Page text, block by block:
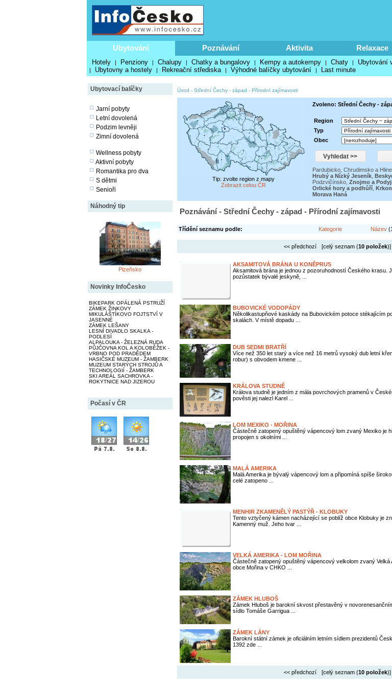
Ubytování Poznávání Aktivita Relaxace
Hotely | Penziony | Chalupy | Chatky a bungalovy | Kempy a autokempy | Chaty | Ubytování
| Ubytovny a hostely | Rekreační střediska | Výhodné balíčky ubytování | Last minute
Ubytovací balíčky
Jarní pobyty
Letní dovolená
Podzim levněji
Zimní dovolená
Wellness pobyty
Aktivní pobyty
Romantika pro dva
S dětmi
Senioři
Náhodný tip
Plzeňsko
Novinky InfoČesko
BIKEPARK OPÁLENÁ PSTRUŽÍ
ZÁMEK ŽINKOVY
MIKULÁŠTÍKOVO FOJTSTVÍ V
JASENNÉ
ZÁMEK LEŠANY
LESNÍ DIVADLO SKALKA -
PODLESÍ
ALPALOUKA - ŽELEZNÁ RUDA
PŮJČOVNA KOL A KOLOBĚŽEK -
VRBNO POD PRADĚDEM
HASIČSKÉ MUZEUM - ŽAMBERK
MUZEUM STARÝCH STROJŮ A
TECHNOLOGIÍ - ŽAMBERK
SKI AREÁL SACHROVKA -
ROKYTNICE NAD JIZEROU
Počasí v ČR
Úvod - Střední Čechy - západ - Přírodní zajímavosti
Tip: zvolte region z mapy
Zobrazit celou ČR
Zvoleno: Střední Čechy -
Region
Typ
Obec
Pardubicko, Chrudimsko a
Hrubý a Nízký Jeseník,
Podzvičínsko, Znojmo a
Orlické hory a podhůří,
Morava Haná
Poznávání - Střední Čechy - západ - Přírodní zajímavosti
Třídění seznamu podle: Kategorie Název
<< předchozí [celý seznam (10 položek)]
AKSAMITOVÁ BRÁNA U KONĚPRUS
Aksamitová brána je jednou z pozoruhodností Českého krasu.
pozůstatek bývalé jeskyně, ...
BUBOVICKÉ VODOPÁDY
Několikastupňové kaskády na Bubovickém potoce stékajícím
skalách. V místě dopadu ...
DUB SEDMI BRATŘÍ
Více než 350 let starý a více než 16 metrů vysoký dub letní
robur) s obvodem kmene ...
KRÁLOVA STUDNĚ
Králova studně je jedním z mála povrchových pramenů v
pověsti jej nalezl Karel ...
LOM MEXIKO - MOŘINA
Částečně zatopený opuštěný vápencový lom zvaný Mexiko je
propojen s okolními ...
MALÁ AMERIKA
Malá Amerika je bývalý vápencový lom a připomíná spíše
celé zatopeno ...
MENHIR ZKAMENĚLÝ PASTÝŘ - KLOBUKY
Tento vztyčený kámen nacházející se poblíž obce Klobuky je
Kamenný muž. Jeho tvar ...
VELKÁ AMERIKA - LOM MOŘINA
Částečně zatopený opuštěný vápencový velkolom zvaný Velká
obce Mořina v CHKO ...
ZÁMEK HLUBOŠ
Zámek Hluboš je barokní skvost přestavěný v
sídlo Tomáše Garrigua ...
ZÁMEK LÁNY
Barokní státní zámek je oficiálním letním sídlem prezidentů
1392 zde ...
<< předchozí [celý seznam (10 položek)]